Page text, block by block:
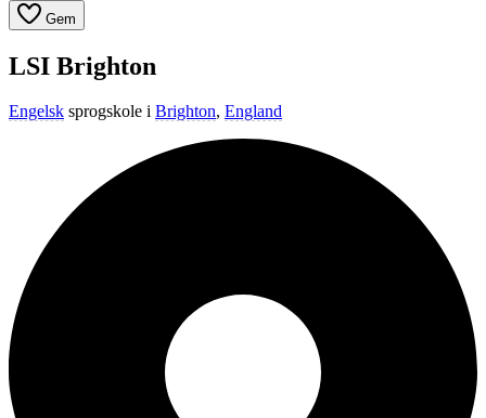
Gem
LSI Brighton
Engelsk sprogskole i Brighton, England